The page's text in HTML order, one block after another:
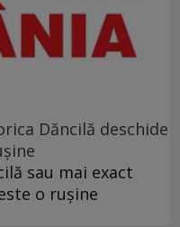
Dăncilă deschide
sau mai exact
o ruşine